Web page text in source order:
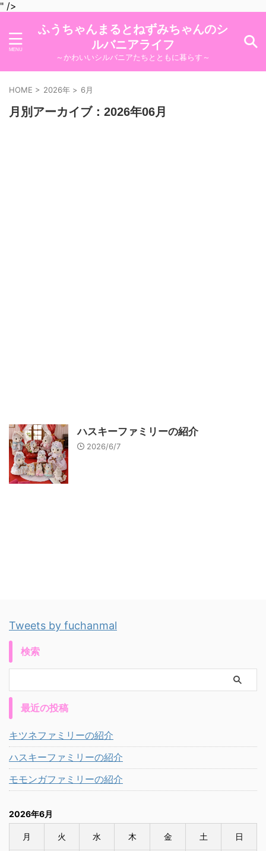
" />
ふうちゃんまるとねずみちゃんのシ
ルバニアライフ
～かわいいシルバニアたちとともに暮らす～
HOME > 2026年 > 6月
月別アーカイブ：2026年06月
ハスキーファミリーの紹介
2026/6/7
Tweets by fuchanmal
検索
最近の投稿
キツネファミリーの紹介
ハスキーファミリーの紹介
モモンガファミリーの紹介
2026年6月
月 火 水 木 金 土 日